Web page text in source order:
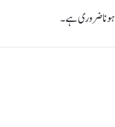
ہونا ضروری ہے۔